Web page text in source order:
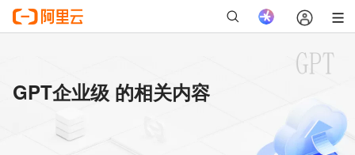
GPT企业级 的相关内容